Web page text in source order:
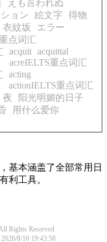
えも言われぬ
ョン 絵文字
得物
衣紋坂
エラー
点词汇
acquit acquittal
acreIELTS重点词汇
acting
actionIELTS重点词汇
夜
阳光明媚的日子
用什么爱你
基本涵盖了全部常用日
利工具。
Rights Reserved
8/10 19:43:58